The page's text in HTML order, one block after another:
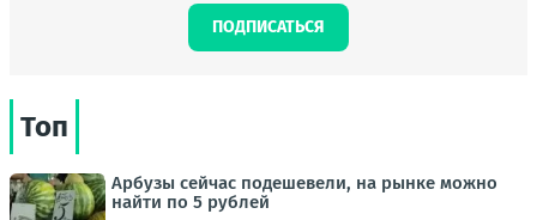
ПОДПИСАТЬСЯ
Топ
Арбузы сейчас подешевели, на рынке можно
найти по 5 рублей